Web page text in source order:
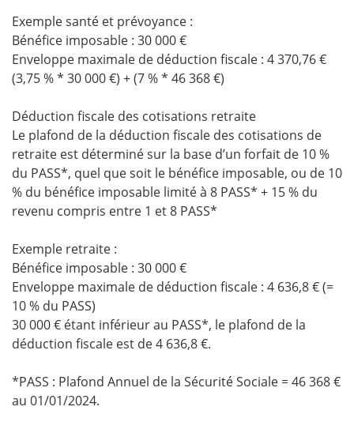
Exemple santé et prévoyance :
Bénéfice imposable : 30 000 €
Enveloppe maximale de déduction fiscale : 4 370,76 €
(3,75 % * 30 000 €) + (7 % * 46 368 €)
Déduction fiscale des cotisations retraite
Le plafond de la déduction fiscale des cotisations de
retraite est déterminé sur la base d’un forfait de 10 %
du PASS*, quel que soit le bénéfice imposable, ou de 10
% du bénéfice imposable limité à 8 PASS* + 15 % du
revenu compris entre 1 et 8 PASS*
Exemple retraite :
Bénéfice imposable : 30 000 €
Enveloppe maximale de déduction fiscale : 4 636,8 € (=
10 % du PASS)
30 000 € étant inférieur au PASS*, le plafond de la
déduction fiscale est de 4 636,8 €.
*PASS : Plafond Annuel de la Sécurité Sociale = 46 368 €
au 01/01/2024.